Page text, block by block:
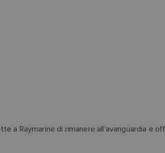
a Raymarine di rimanere all'avanguardia e